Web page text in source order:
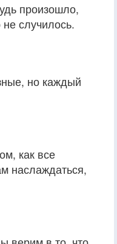
произошло,
случилось.
но каждый
как все
наслаждаться,